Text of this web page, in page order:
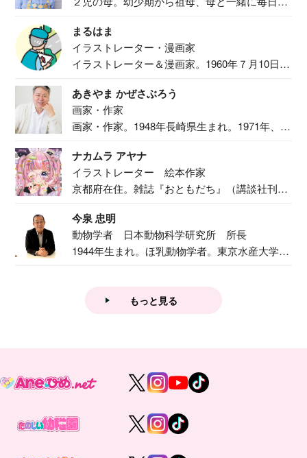
まるはま
イラストレーター・漫画家
イラストレーター＆漫画家。1960年７月10日生
あきやま かぜさぶろう
画家・作家
画家・作家。1948年長崎県生まれ。1971年、
ナカムラ アヤナ
イラストレーター 絵本作家
京都府在住。雑誌『おともだち』（講談社刊）
今泉 忠明
動物学者 日本動物科学研究所 所長
1944年生まれ。ほ乳動物学者。東京水産大学卒
もっと見る